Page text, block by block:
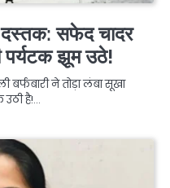
दस्तक: सफेद चादर
पर्यटक झूम उठे!
ने तोड़ा लंबा सूखा
है!…